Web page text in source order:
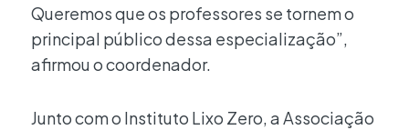
Queremos que os professores se tornem o
principal público dessa especialização”,
afirmou o coordenador.
Junto com o Instituto Lixo Zero, a Associação